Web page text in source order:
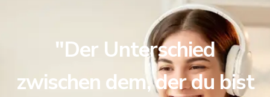
"Der Unterschied
zwischen dem, der du bist